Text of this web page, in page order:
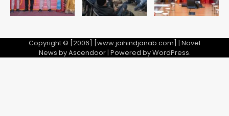
फरार आरोपी
Copyright © [2006] [www.jaihindjanab.com] | Novel
News byAscendoor| Powered byWordPress.